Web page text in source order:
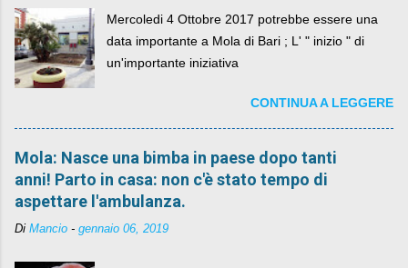
Mercoledi 4 Ottobre 2017 potrebbe essere una
data importante a Mola di Bari ; L' " inizio " di
un'importante iniziativa
CONTINUA A LEGGERE
Mola: Nasce una bimba in paese dopo tanti
anni! Parto in casa: non c'è stato tempo di
aspettare l'ambulanza.
Di Mancio - gennaio 06, 2019